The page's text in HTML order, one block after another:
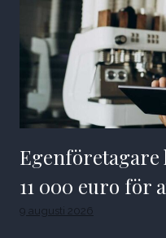
Egenföretagare
11 000 euro för
9 augusti 2026